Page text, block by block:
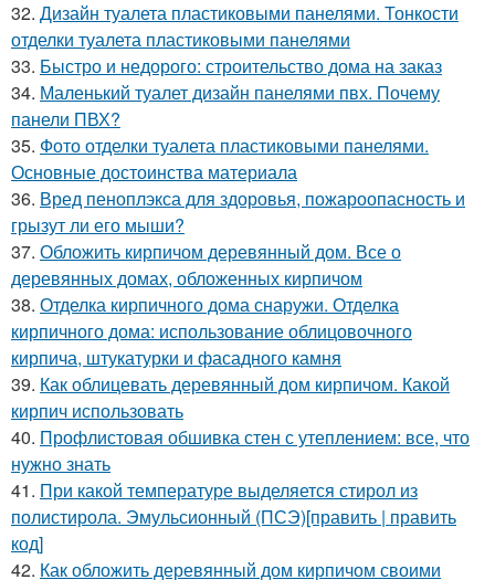
32. Дизайн туалета пластиковыми панелями. Тонкости
отделки туалета пластиковыми панелями
33. Быстро и недорого: строительство дома на заказ
34. Маленький туалет дизайн панелями пвх. Почему
панели ПВХ?
35. Фото отделки туалета пластиковыми панелями.
Основные достоинства материала
36. Вред пеноплэкса для здоровья, пожароопасность и
грызут ли его мыши?
37. Обложить кирпичом деревянный дом. Все о
деревянных домах, обложенных кирпичом
38. Отделка кирпичного дома снаружи. Отделка
кирпичного дома: использование облицовочного
кирпича, штукатурки и фасадного камня
39. Как облицевать деревянный дом кирпичом. Какой
кирпич использовать
40. Профлистовая обшивка стен с утеплением: все, что
нужно знать
41. При какой температуре выделяется стирол из
полистирола. Эмульсионный (ПСЭ)[править | править
код]
42. Как обложить деревянный дом кирпичом своими